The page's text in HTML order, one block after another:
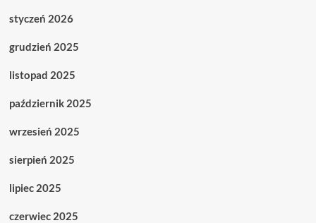
styczeń 2026
grudzień 2025
listopad 2025
październik 2025
wrzesień 2025
sierpień 2025
lipiec 2025
czerwiec 2025